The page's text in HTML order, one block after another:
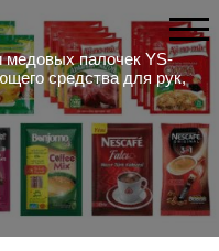
медовых палочек YS-
средства для рук,